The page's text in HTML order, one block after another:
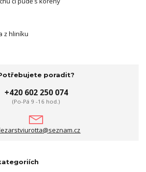
z hliníku
poradit?
+420 602 250 074
(Po-Pá 9 -16 hod.)